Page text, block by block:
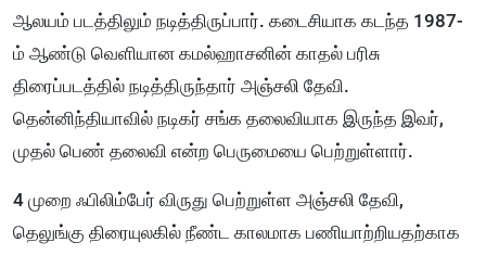
ஆலயம் படத்திலும் நடித்திருப்பார். கடைசியாக கடந்த 1987-
ம் ஆண்டு வெளியான கமல்ஹாசனின் காதல் பரிசு
திரைப்படத்தில் நடித்திருந்தார் அஞ்சலி தேவி.
தென்னிந்தியாவில் நடிகர் சங்க தலைவியாக இருந்த இவர்,
முதல் பெண் தலைவி என்ற பெருமையை பெற்றுள்ளார்.
4 முறை ஃபிலிம்பேர் விருது பெற்றுள்ள அஞ்சலி தேவி,
தெலுங்கு திரையுலகில் நீண்ட காலமாக பணியாற்றியதற்காக